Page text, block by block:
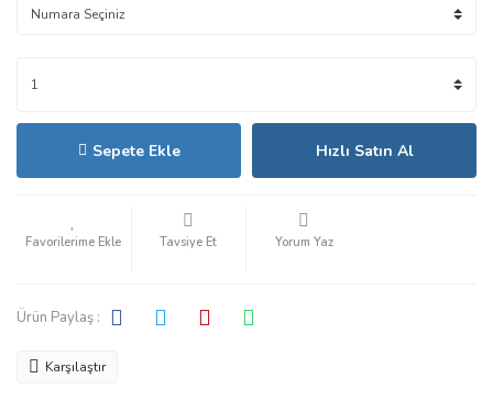
Sepete Ekle Hızlı Satın Al
Tavsiye Et Yorum Yaz
Ürün Paylaş :
Karşılaştır